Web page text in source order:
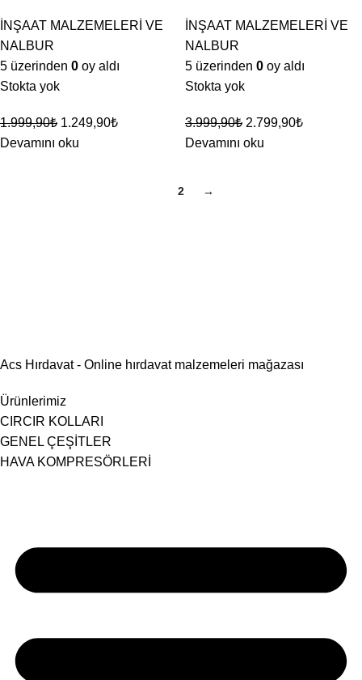
İNŞAAT MALZEMELERİ VE
NALBUR
5 üzerinden 0 oy aldı
Stokta yok
1.999,90₺ 1.249,90₺
Devamını oku
İNŞAAT MALZEMELERİ VE
NALBUR
5 üzerinden 0 oy aldı
Stokta yok
3.999,90₺ 2.799,90₺
Devamını oku
2 →
Acs Hırdavat - Online hırdavat malzemeleri mağazası
Ürünlerimiz
CIRCIR KOLLARI
GENEL ÇEŞİTLER
HAVA KOMPRESÖRLERİ